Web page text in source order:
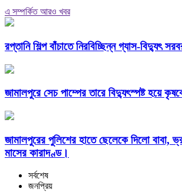
এ সম্পর্কিত আরও খবর
রপ্তানি শিল্প বাঁচাতে নিরবিচ্ছিন্ন গ্যাস-বিদ্যুৎ
জামালপুরে সেচ পাম্পের তারে বিদ্যুৎস্পষ্ট হয়ে
জামালপুরের পুলিশের হাতে ছেলেকে দিলো বাবা,
মাসের কারাদণ্ড।
সর্বশেষ
জনপ্রিয়